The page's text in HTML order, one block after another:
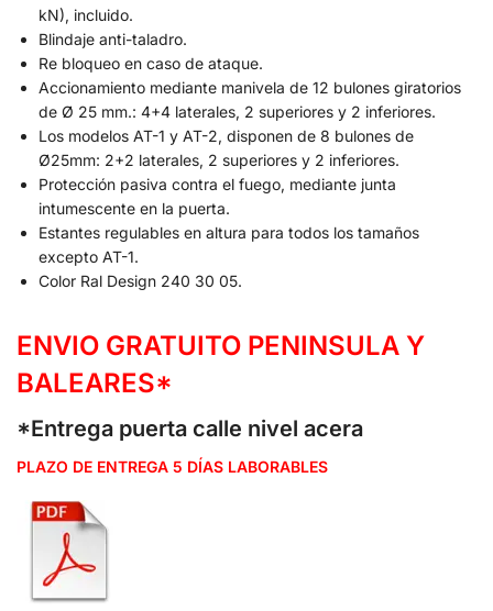
kN), incluido.
Blindaje anti-taladro.
Re bloqueo en caso de ataque.
Accionamiento mediante manivela de 12 bulones giratorios
de Ø 25 mm.: 4+4 laterales, 2 superiores y 2 inferiores.
Los modelos AT-1 y AT-2, disponen de 8 bulones de
Ø25mm: 2+2 laterales, 2 superiores y 2 inferiores.
Protección pasiva contra el fuego, mediante junta
intumescente en la puerta.
Estantes regulables en altura para todos los tamaños
excepto AT-1.
Color Ral Design 240 30 05.
ENVIO GRATUITO PENINSULA Y
BALEARES*
*Entrega puerta calle nivel acera
PLAZO DE ENTREGA 5 DÍAS LABORABLES